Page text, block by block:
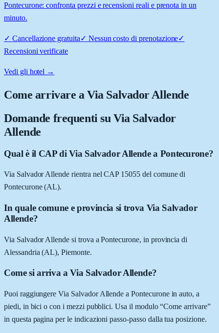
Pontecurone: confronta prezzi e recensioni reali e prenota in un
minuto.
✓ Cancellazione gratuita✓ Nessun costo di prenotazione✓
Recensioni verificate
Vedi gli hotel →
Come arrivare aVia Salvador Allende
Domande frequenti su Via Salvador
Allende
Qual è il CAP di Via Salvador Allende a Pontecurone?
Via Salvador Allende rientra nel CAP 15055 del comune di
Pontecurone (AL).
In quale comune e provincia si trova Via Salvador
Allende?
Via Salvador Allende si trova a Pontecurone, in provincia di
Alessandria (AL), Piemonte.
Come si arriva a Via Salvador Allende?
Puoi raggiungere Via Salvador Allende a Pontecurone in auto, a
piedi, in bici o con i mezzi pubblici. Usa il modulo “Come arrivare”
in questa pagina per le indicazioni passo-passo dalla tua posizione.